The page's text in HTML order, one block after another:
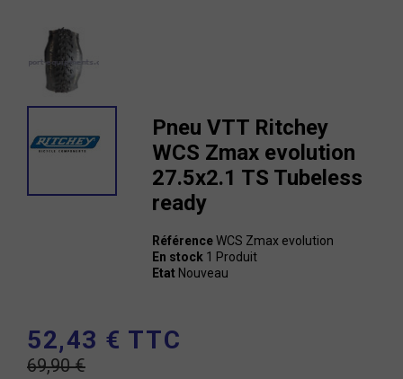
Pneu VTT Ritchey
WCS Zmax evolution
27.5x2.1 TS Tubeless
ready
RéférenceWCS Zmax evolution
En stock 1 Produit
Etat Nouveau
52,43 € TTC
69,90 €